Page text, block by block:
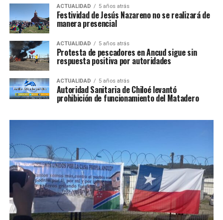
ACTUALIDAD 5 años atrás
Festividad de Jesús Nazareno no se realizará de
manera presencial
ACTUALIDAD 5 años atrás
Protesta de pescadores en Ancud sigue sin
respuesta positiva por autoridades
ACTUALIDAD 5 años atrás
Autoridad Sanitaria de Chiloé levantó
prohibición de funcionamiento del Matadero